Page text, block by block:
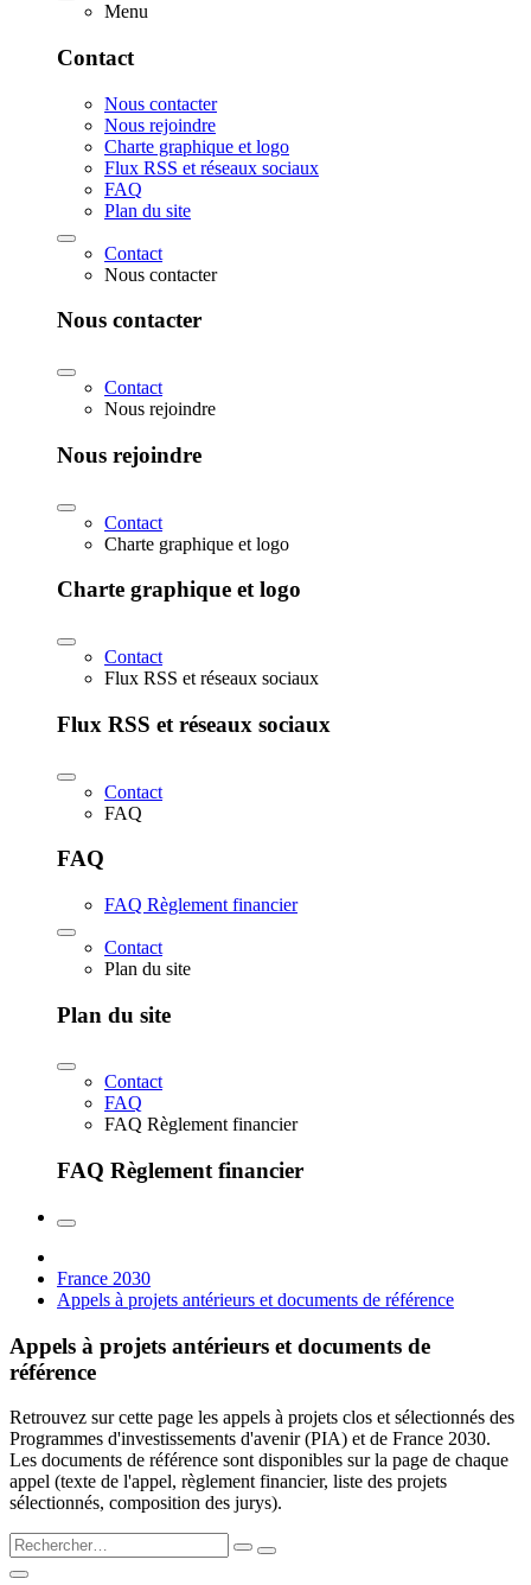
Menu
Contact
Nous contacter
Nous rejoindre
Charte graphique et logo
Flux RSS et réseaux sociaux
FAQ
Plan du site
Contact
Nous contacter
Nous contacter
Contact
Nous rejoindre
Nous rejoindre
Contact
Charte graphique et logo
Charte graphique et logo
Contact
Flux RSS et réseaux sociaux
Flux RSS et réseaux sociaux
Contact
FAQ
FAQ
FAQ Règlement financier
Contact
Plan du site
Plan du site
Contact
FAQ
FAQ Règlement financier
FAQ Règlement financier
France 2030
Appels à projets antérieurs et documents de référence
Appels à projets antérieurs et documents de
référence
Retrouvez sur cette page les appels à projets clos et sélectionnés des
Programmes d'investissements d'avenir (PIA) et de France 2030.
Les documents de référence sont disponibles sur la page de chaque
appel (texte de l'appel, règlement financier, liste des projets
sélectionnés, composition des jurys).